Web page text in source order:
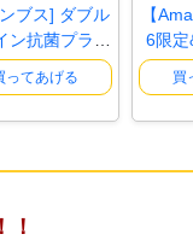
15:24
ブス] ダブル
ン抗菌プラス
靴磨..
ってあげる
【
6限定
買
！